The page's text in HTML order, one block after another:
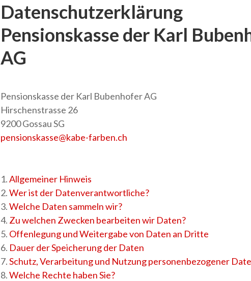
Datenschutzerklärung
Pensionskasse der Karl
AG
Pensionskasse der Karl Bubenhofer AG
Hirschenstrasse 26
9200 Gossau SG
pensionskasse@kabe-farben.ch
1.Allgemeiner Hinweis
2.Wer ist der Datenverantwortliche?
3.Welche Daten sammeln wir?
4. Zu welchen Zwecken bearbeiten wir Daten?
5. Offenlegung und Weitergabe von Daten an Dritte
6. Dauer der Speicherung der Daten
7.Schutz, Verarbeitung und Nutzung personenbezogener
8.Welche Rechte haben Sie?